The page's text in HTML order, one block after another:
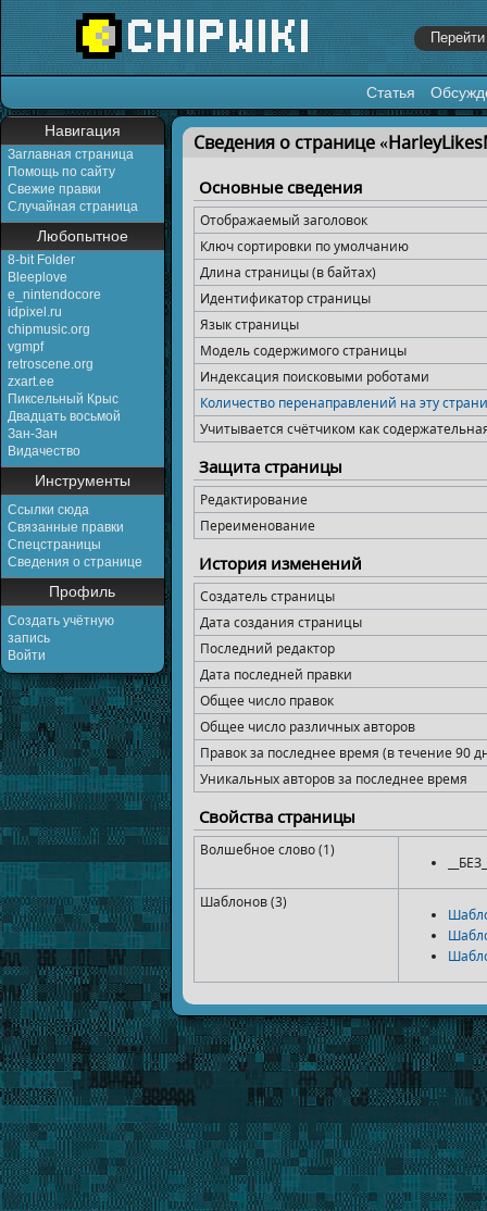
Статья
Навигация
Заглавная страница
Помощь по сайту
Свежие правки
Случайная страница
Любопытное
8-bit Folder
Bleeplove
e_nintendocore
idpixel.ru
chipmusic.org
vgmpf
retroscene.org
zxart.ee
Пиксельный Крыс
Двадцать восьмой
Зан-Зан
Видачество
Инструменты
Ссылки сюда
Связанные правки
Спецстраницы
Сведения о странице
Профиль
Создать учётную
запись
Войти
Перейти к:навигация,поиск
Сведения о странице
Основные сведения
Отображаемый заголовок
Ключ сортировки по умолчанию
Длина страницы (в байтах)
Идентификатор страницы
Язык страницы
Модель содержимого страницы
Индексация поисковыми роботами
Количество перенаправлений на эту
Учитывается счётчиком как
Защита страницы
Редактирование
Переименование
История изменений
Создатель страницы
Дата создания страницы
Последний редактор
Дата последней правки
Общее число правок
Общее число различных авторов
Правок за последнее время (в течение 90
Уникальных авторов за последнее время
Свойства страницы
Волшебное слово (1)
Шаблонов (3)